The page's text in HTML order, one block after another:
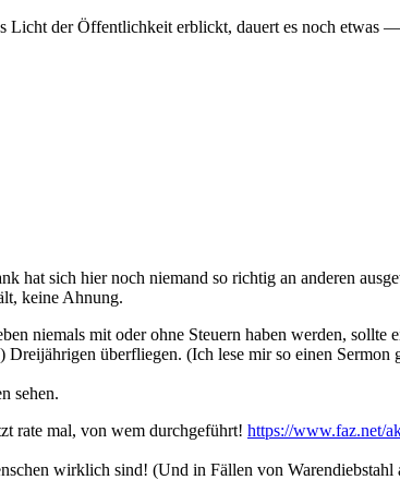
Licht der Öffentlichkeit erblickt, dauert es noch etwas
hat sich hier noch niemand so richtig an anderen
keine Ahnung.
niemals mit oder ohne Steuern haben werden, sollte
überfliegen. (Ich lese mir so einen Sermon
sehen.
rate mal, von wem durchgeführt! https://www.faz.net/
wirklich sind! (Und in Fällen von